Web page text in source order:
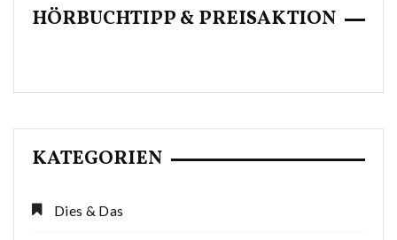
HÖRBUCHTIPP & PREISAKTION
KATEGORIEN
Dies & Das